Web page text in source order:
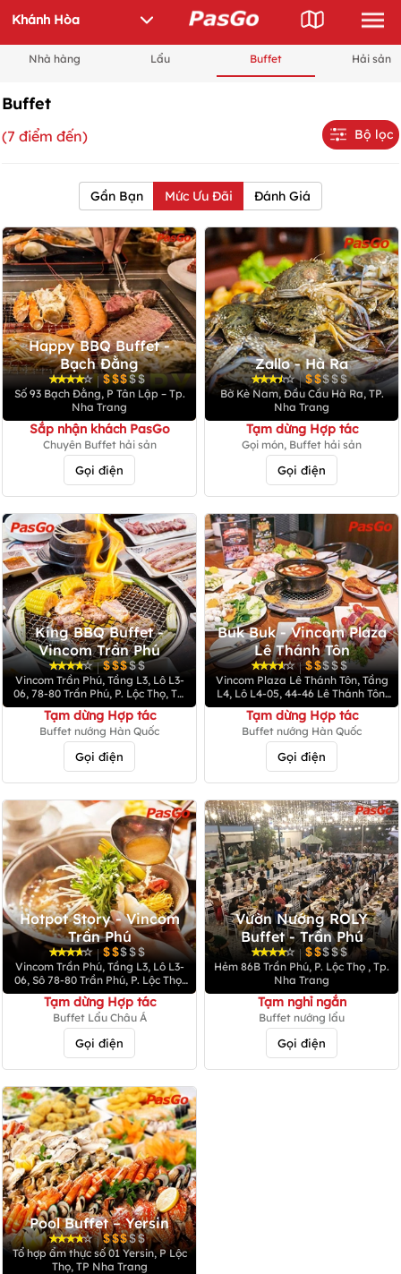
Nhà hàng Lẩu Buffet Hải sản
Buffet
(7 điểm đến) Bộ lọc
Gần Bạn Mức Ưu Đãi Đánh Giá
Happy BBQ Buffet -
Bạch Đằng
|
Số 93 Bạch Đằng, P Tân Lập – Tp.
Nha Trang
Sắp nhận khách PasGo
Chuyên Buffet hải sản
Gọi điện
Zallo - Hà Ra
|
Bờ Kè Nam, Đầu Cầu Hà Ra, TP.
Nha Trang
Tạm dừng Hợp tác
Gọi món, Buffet hải sản
Gọi điện
King BBQ Buffet -
Vincom Trần Phú
|
Vincom Trần Phú, Tầng L3, Lô L3-
06, 78-80 Trần Phú, P. Lộc Thọ, TP.
Nha Trang
Tạm dừng Hợp tác
Buffet nướng Hàn Quốc
Gọi điện
Buk Buk - Vincom Plaza
Lê Thánh Tôn
|
Vincom Plaza Lê Thánh Tôn, Tầng
L4, Lô L4-05, 44-46 Lê Thánh Tôn,
P. Lộc Thọ, TP. Nha Trang
Tạm dừng Hợp tác
Buffet nướng Hàn Quốc
Gọi điện
Hotpot Story - Vincom
Trần Phú
|
Vincom Trần Phú, Tầng L3, Lô L3-
06, Sô 78-80 Trần Phú, P. Lộc Thọ,
TP. Nha Trang
Tạm dừng Hợp tác
Buffet Lẩu Châu Á
Gọi điện
Vườn Nướng ROLY
Buffet - Trần Phú
|
Hẻm 86B Trần Phú, P. Lộc Thọ , Tp.
Nha Trang
Tạm nghỉ ngắn
Buffet nướng lẩu
Gọi điện
Pool Buffet – Yersin
|
Tổ hợp ẩm thực số 01 Yersin, P Lộc
Thọ, TP Nha Trang